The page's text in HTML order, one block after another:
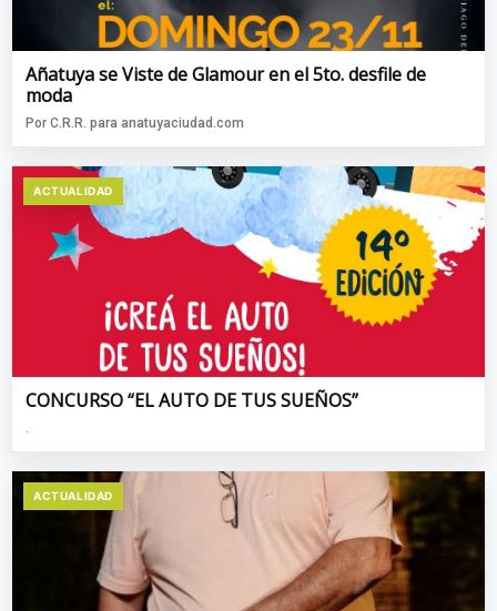
Añatuya se Viste de Glamour en el 5to. desfile de
moda
Por C.R.R. para anatuyaciudad.com
ACTUALIDAD
CONCURSO “EL AUTO DE TUS SUEÑOS”
ACTUALIDAD